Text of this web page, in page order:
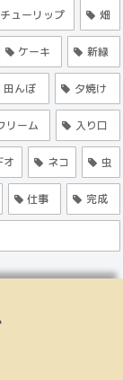
チューリップ 畑
ケーキ 新緑
田んぼ 夕焼け
リーム 入り口
オ ネコ 虫
仕事 完成